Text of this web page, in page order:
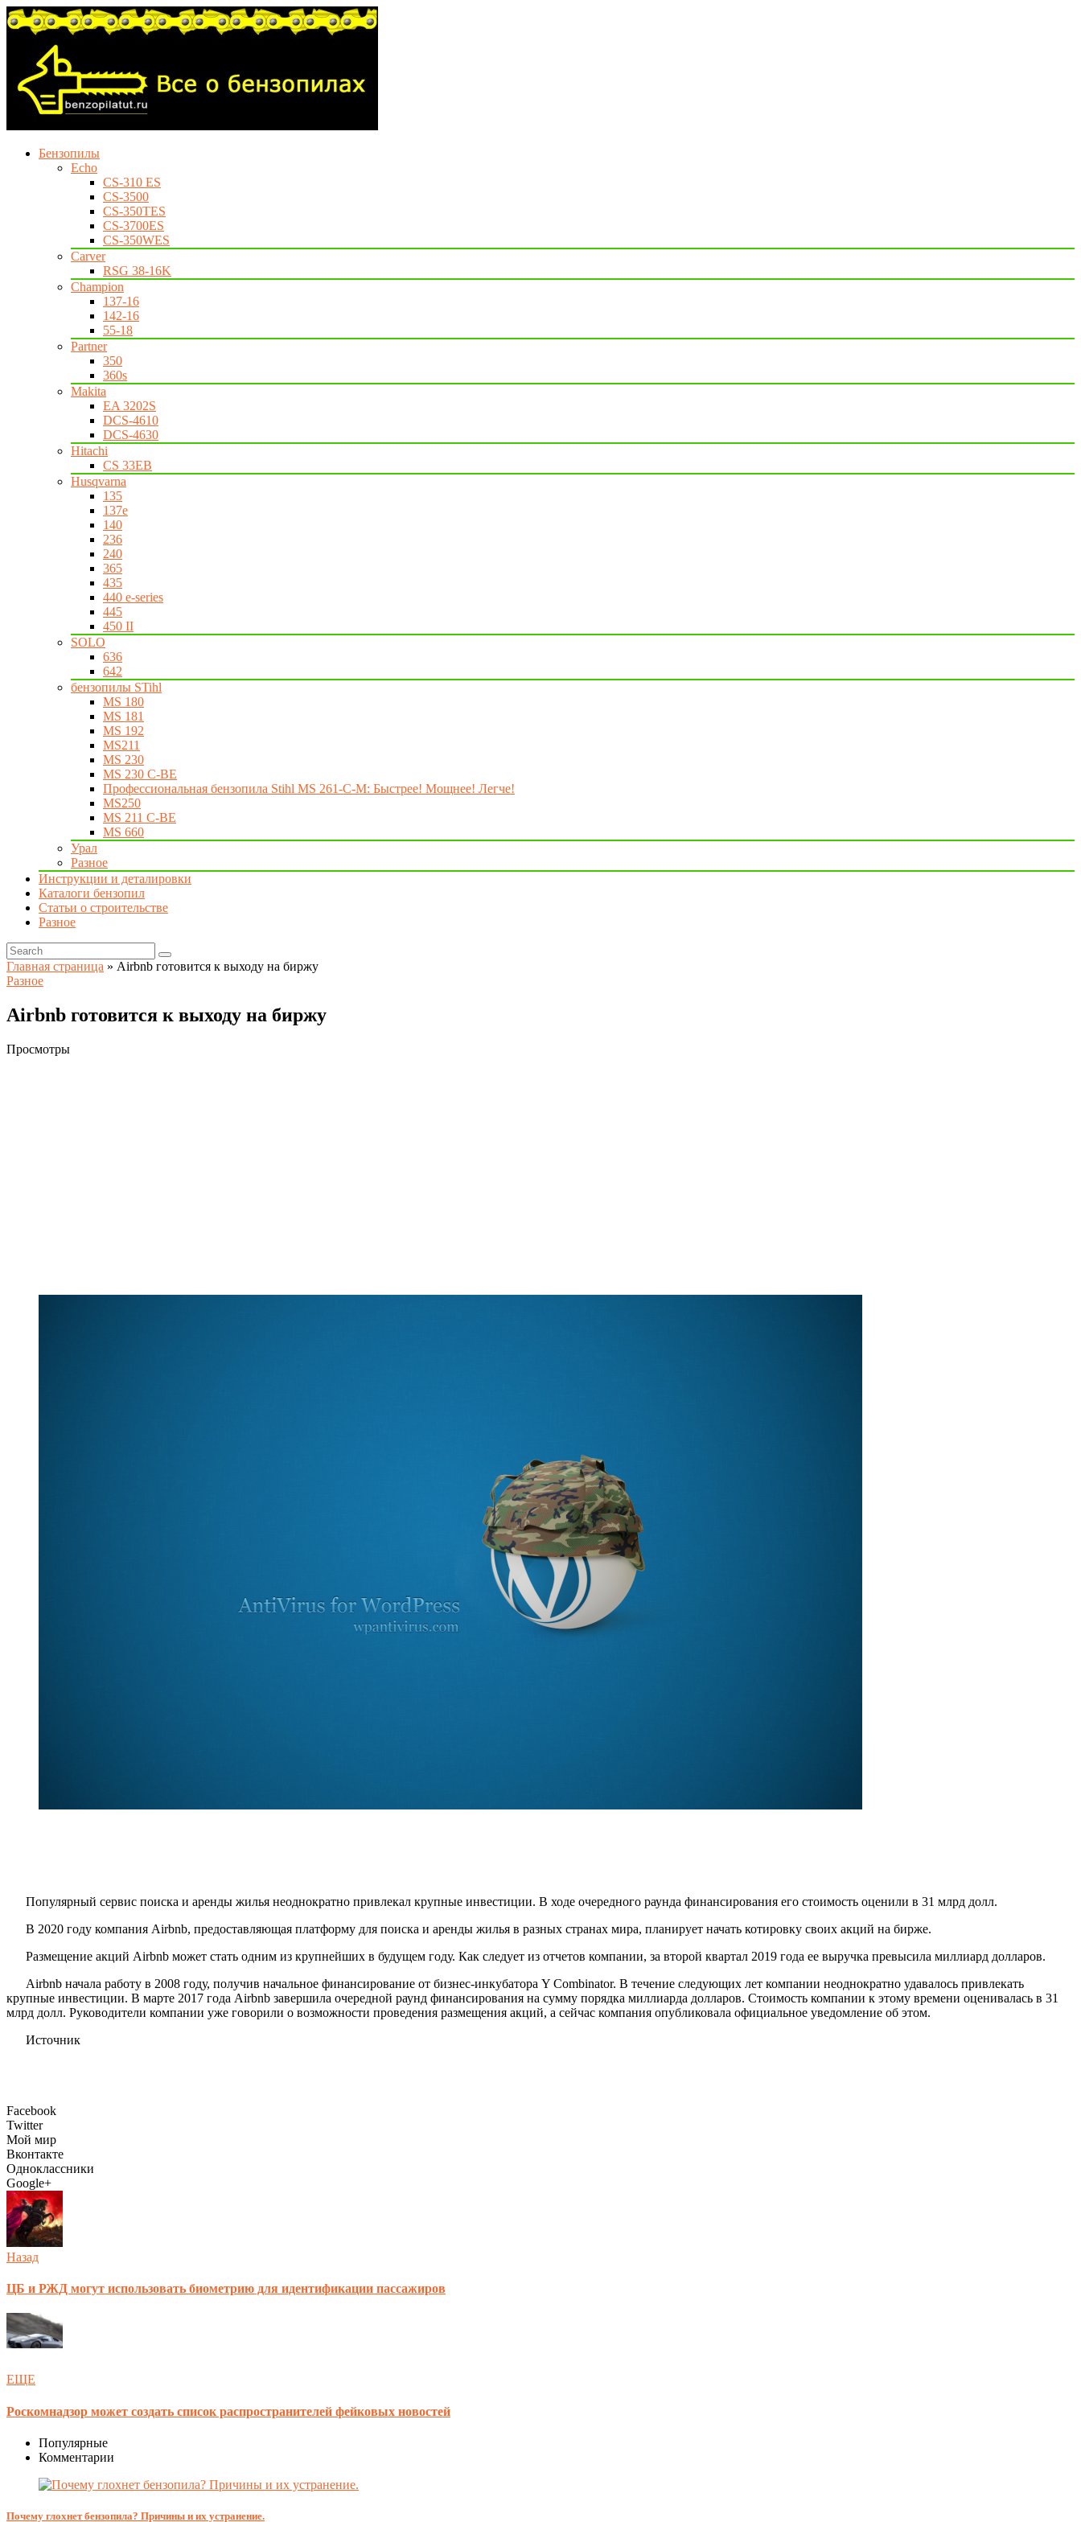
Бензопилы
Echo
CS-310 ES
CS-3500
CS-350TES
CS-3700ES
CS-350WES
Carver
RSG 38-16K
Champion
137-16
142-16
55-18
Partner
350
360s
Makita
EA 3202S
DCS-4610
DCS-4630
Hitachi
CS 33EB
Husqvarna
135
137e
140
236
240
365
435
440 e-series
445
450 II
SOLO
636
642
бензопилы STihl
MS 180
MS 181
MS 192
MS211
MS 230
MS 230 C-BE
Профессиональная бензопила Stihl MS 261-C-M: Быстрее! Мощнее! Легче!
MS250
MS 211 C-BE
MS 660
Урал
Разное
Инструкции и деталировки
Каталоги бензопил
Статьи о строительстве
Разное
Главная страница » Airbnb готовится к выходу на биржу
Разное
Airbnb готовится к выходу на биржу
Просмотры
Популярный сервис поиска и аренды жилья неоднократно привлекал крупные инвестиции. В ходе очередного раунда финансирования его стоимость оценили в 31 млрд долл.
В 2020 году компания Airbnb, предоставляющая платформу для поиска и аренды жилья в разных странах мира, планирует начать котировку своих акций на бирже.
Размещение акций Airbnb может стать одним из крупнейших в будущем году. Как следует из отчетов компании, за второй квартал 2019 года ее выручка превысила миллиард долларов.
Airbnb начала работу в 2008 году, получив начальное финансирование от бизнес-инкубатора Y Combinator. В течение следующих лет компании неоднократно удавалось привлекать
крупные инвестиции. В марте 2017 года Airbnb завершила очередной раунд финансирования на сумму порядка миллиарда долларов. Стоимость компании к этому времени оценивалась в 31
млрд долл. Руководители компании уже говорили о возможности проведения размещения акций, а сейчас компания опубликовала официальное уведомление об этом.
Источник
Facebook
Twitter
Мой мир
Вконтакте
Одноклассники
Google+
Назад
ЦБ и РЖД могут использовать биометрию для идентификации пассажиров
ЕЩЕ
Роскомнадзор может создать список распространителей фейковых новостей
Популярные
Комментарии
Почему глохнет бензопила? Причины и их устранение.